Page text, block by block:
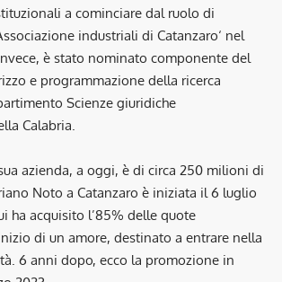
a cominciare dal ruolo di
industriali di Catanzaro‘ nel
è stato nominato componente del
e programmazione della ricerca
Scienze giuridiche
Calabria.
azienda, a oggi, è di circa 250 milioni di
Noto a Catanzaro è iniziata il 6 luglio
ha acquisito l’85% delle quote
di un amore, destinato a entrare nella
6 anni dopo, ecco la promozione in